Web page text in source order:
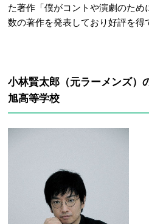
た著作「僕がコントや演劇のた
数の著作を発表しており好評を得
小林賢太郎（元ラーメンズ）
旭高等学校